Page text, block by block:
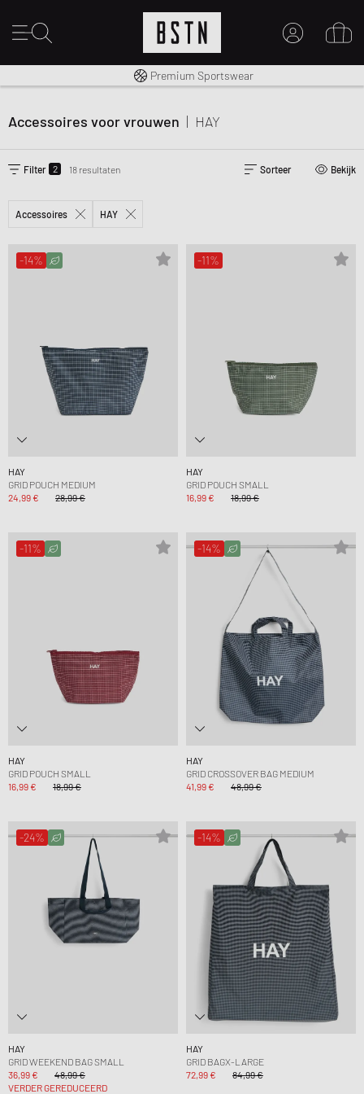
MIJN ACCOUNT
MAAK EEN ACCOUNT AAN
Gratis verzending naar NL vanaf € 100
Premium Sportswear
Accessoires voor vrouwen | HAY
Filter 2 18 resultaten Sorteer Bekijk
Accessoires HAY
-14%
HAY
GRID POUCH MEDIUM
24,99 €
28,99 €
-11%
HAY
GRID POUCH SMALL
16,99 €
18,99 €
-11%
HAY
GRID POUCH SMALL
16,99 €
18,99 €
-14%
HAY
GRID CROSSOVER BAG MEDIUM
41,99 €
48,99 €
-24%
HAY
GRID WEEKEND BAG SMALL
36,99 €
48,99 €
VERDER GEREDUCEERD
-14%
HAY
GRID BAGX-LARGE
72,99 €
84,99 €